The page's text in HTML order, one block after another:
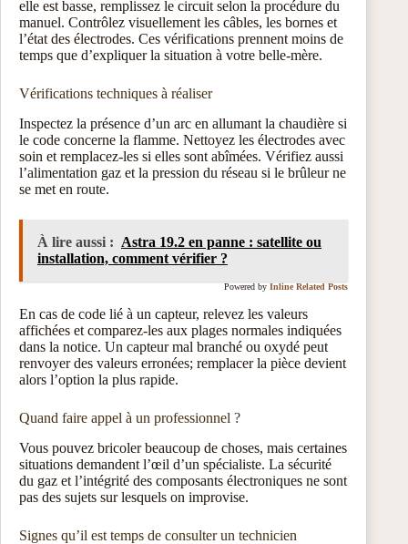
elle est basse, remplissez le circuit selon la procédure du
manuel. Contrôlez visuellement les câbles, les bornes et
l’état des électrodes. Ces vérifications prennent moins de
temps que d’expliquer la situation à votre belle‑mère.
Vérifications techniques à réaliser
Inspectez la présence d’un arc en allumant la chaudière si
le code concerne la flamme. Nettoyez les électrodes avec
soin et remplacez-les si elles sont abîmées. Vérifiez aussi
l’alimentation gaz et la pression du réseau si le brûleur ne
se met en route.
À lire aussi : Astra 19.2 en panne : satellite ou
installation, comment vérifier ?
Powered by Inline Related Posts
En cas de code lié à un capteur, relevez les valeurs
affichées et comparez-les aux plages normales indiquées
dans la notice. Un capteur mal branché ou oxydé peut
renvoyer des valeurs erronées; remplacer la pièce devient
alors l’option la plus rapide.
Quand faire appel à un professionnel ?
Vous pouvez bricoler beaucoup de choses, mais certaines
situations demandent l’œil d’un spécialiste. La sécurité
du gaz et l’intégrité des composants électroniques ne sont
pas des sujets sur lesquels on improvise.
Signes qu’il est temps de consulter un technicien